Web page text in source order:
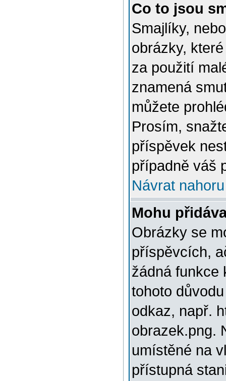
Co to jsou
Smajlíky,
obrázky,
za použití
znamená
můžete
Prosím,
příspěvek
případně váš
Návrat nahoru
Mohu
Obrázky se
příspěvcích,
žádná funkce
tohoto
odkaz, např.
obrazek.png.
umístěné na
přístupná